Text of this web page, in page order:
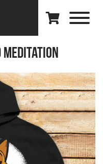
Meditation